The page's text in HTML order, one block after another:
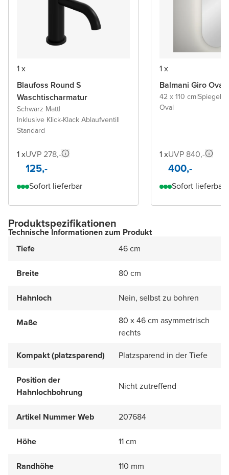
1 x
Blaufoss Round S
Waschtischarmatur
Schwarz Matt|
Inklusive Klick-Klack Ablaufventil|
Standard
1 xUVP 278,-
125,-
Sofort lieferbar
1 x
Balmani Giro Oval
42 x 110 cm|Spiegel
Oval
1 xUVP 840,-
400,-
Sofort lieferbar
Produktspezifikationen
Technische Informationen zum Produkt
Tiefe
46 cm
Breite 80 cm
Hahnloch Nein, selbst zu bohren
Maße
80 x 46 cm asymmetrisch
rechts
Kompakt (platzsparend)
Platzsparend in der Tiefe
Position der
Hahnlochbohrung
Nicht zutreffend
Artikel Nummer Web 207684
Höhe 11 cm
Randhöhe 110 mm